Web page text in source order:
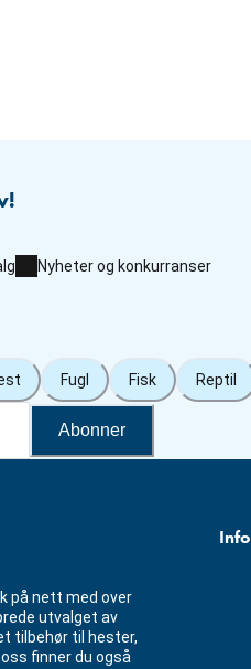
Nyheter og konkurranser
Fugl Fisk Reptil
Abonner
på nett med over
utvalget av
tilbehør til hester,
finner du også
Info